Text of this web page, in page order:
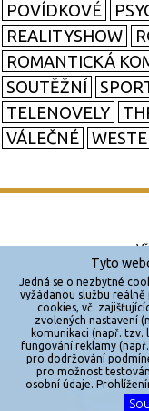
POVÍDKOVÉ
REALITYSHOW
ROMANTICKÁ
SOUTĚŽNÍ
TELENOVELY
VÁLEČNÉ
Jakékoliv užití
Tyto
Jedná se o nezbytné
vyžádanou službu
cookies, vč.
zvolených nastavení
komunikaci (např. tzv.
fungování reklamy
pro dodržování
pro možnost
osobní údaje.